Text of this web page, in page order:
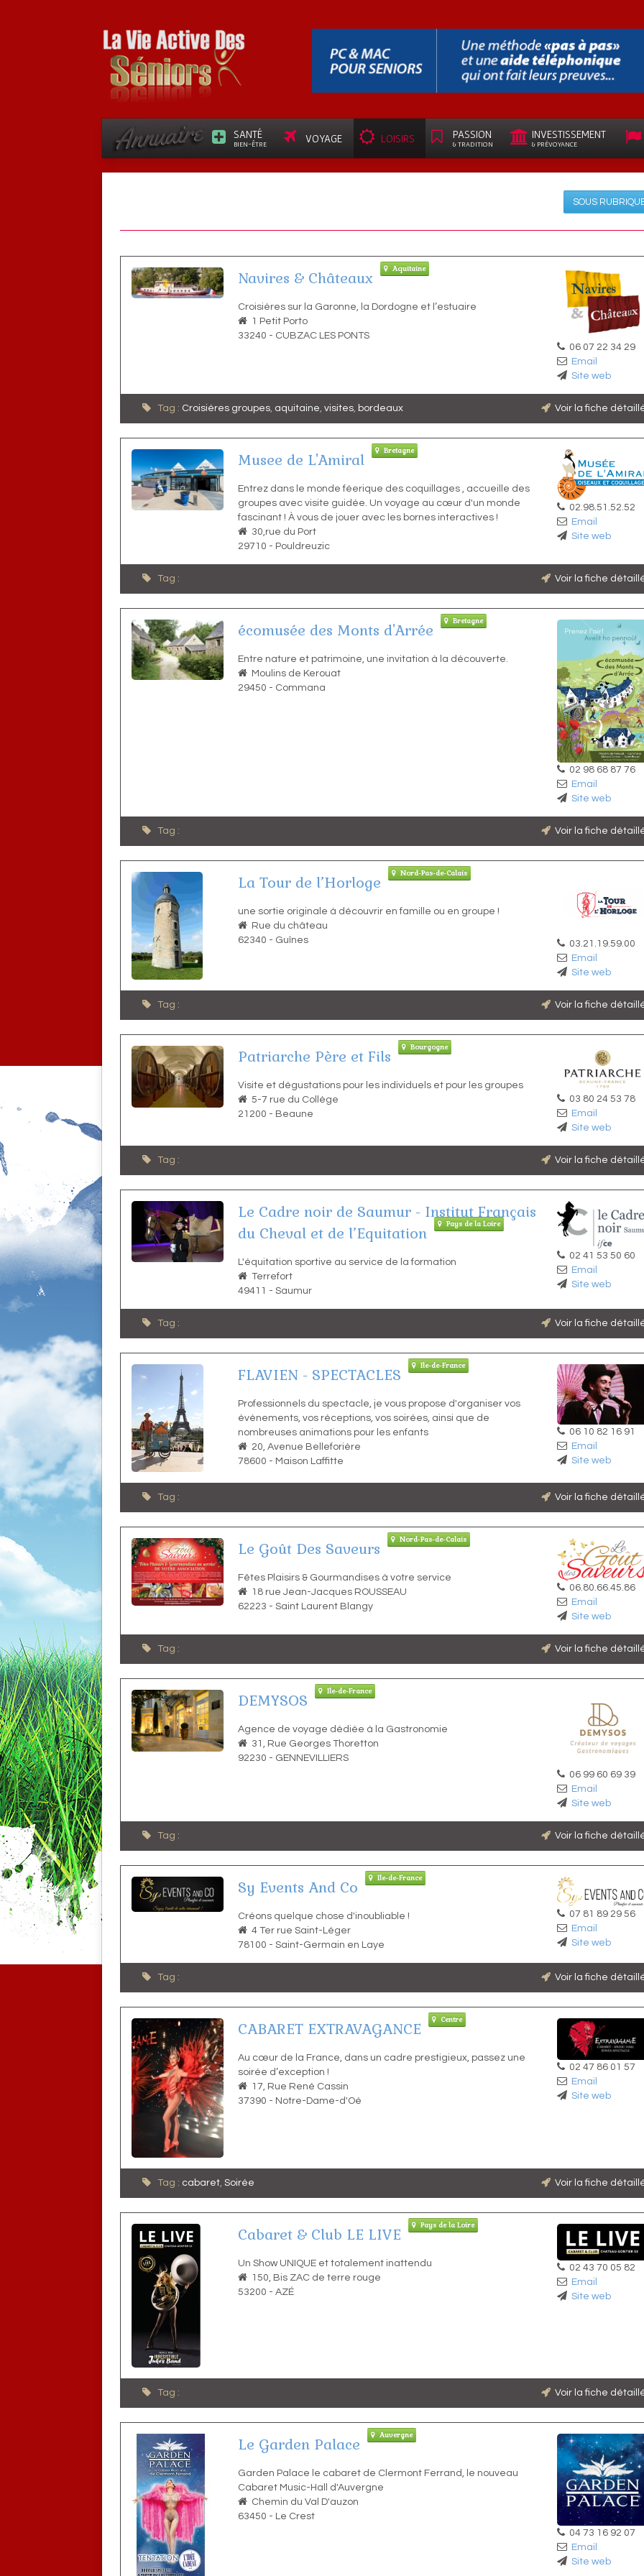
SANTÉ
BIEN-ÊTRE VOYAGE LOISIRS PASSION
& TRADITION
INVESTISSEMENT
& PRÉVOYANCE
SOUS
Navires & Châteaux
Aquitaine
Croisières sur la Garonne, la Dordogne et l’estuaire
1 Petit Porto
33240 - CUBZAC LES PONTS
06 07 22 34 29
Email
Site web
Tag : Croisiéres groupes aquitaine visites bordeaux Voir la fiche
Musee de L'Amiral
Bretagne
Entrez dans le monde féerique des coquillages , accueille des
groupes avec visite guidée. Un voyage au cœur d'un monde
fascinant ! À vous de jouer avec les bornes interactives !
30,rue du Port
29710 - Pouldreuzic
02.98.51.52.52
Email
Site web
Tag : Voir la fiche
écomusée des Monts d'Arrée
Bretagne
Entre nature et patrimoine, une invitation à la découverte.
Moulins de Kerouat
29450 - Commana
02 98 68 87 76
Email
Site web
Tag : Voir la fiche
La Tour de l’Horloge
Nord-Pas-de-Calais
une sortie originale à découvrir en famille ou en groupe !
Rue du château
62340 - Guînes
03.21.19.59.00
Email
Site web
Tag : Voir la fiche
Patriarche Père et Fils
Bourgogne
Visite et dégustations pour les individuels et pour les groupes
5-7 rue du Collège
21200 - Beaune
03 80 24 53 78
Email
Site web
Tag : Voir la fiche
Le Cadre noir de Saumur - Institut Français
du Cheval et de l’Equitation
Pays de la Loire
L'équitation sportive au service de la formation
Terrefort
49411 -Saumur
02 41 53 50 60
Email
Site web
Tag : Voir la fiche
FLAVIEN - SPECTACLES
Ile-de-France
Professionnels du spectacle, je vous propose d'organiser vos
évènements, vos réceptions, vos soirées, ainsi que de
nombreuses animations pour les enfants
20, Avenue Belleforière
78600 - Maison Laffitte
06 10 82 16 91
Email
Site web
Tag : Voir la fiche
Le Goût Des Saveurs
Nord-Pas-de-Calais
Fêtes Plaisirs & Gourmandises à votre service
18 rue Jean-Jacques ROUSSEAU
62223 -Saint Laurent Blangy
06.80.66.45.86
Email
Site web
Tag : Voir la fiche
DEMYSOS
Ile-de-France
Agence de voyage dédiée à la Gastronomie
31, Rue Georges Thoretton
92230 - GENNEVILLIERS
06 99 60 69 39
Email
Site web
Tag : Voir la fiche
Sy Events And Co
Ile-de-France
Créons quelque chose d'inoubliable !
4 Ter rue Saint-Léger
78100 -Saint-Germain en Laye
07 81 89 29 56
Email
Site web
Tag : Voir la fiche
CABARET EXTRAVAGANCE
Centre
Au cœur de la France, dans un cadre prestigieux, passez une
soirée d’exception !
17, Rue René Cassin
37390 - Notre-Dame-d'Oé
02 47 86 01 57
Email
Site web
Tag : cabaret, Soirée Voir la fiche
Cabaret & Club LE LIVE
Pays de la Loire
Un Show UNIQUE et totalement inattendu
150, Bis ZAC de terre rouge
53200 -AZÉ
02 43 70 05 82
Email
Site web
Tag : Voir la fiche
Le Garden Palace
Auvergne
Garden Palace le cabaret de Clermont Ferrand, le nouveau
Cabaret Music-Hall d'Auvergne
Chemin du Val D'auzon
63450 - Le Crest
04 73 16 92 07
Email
Site web